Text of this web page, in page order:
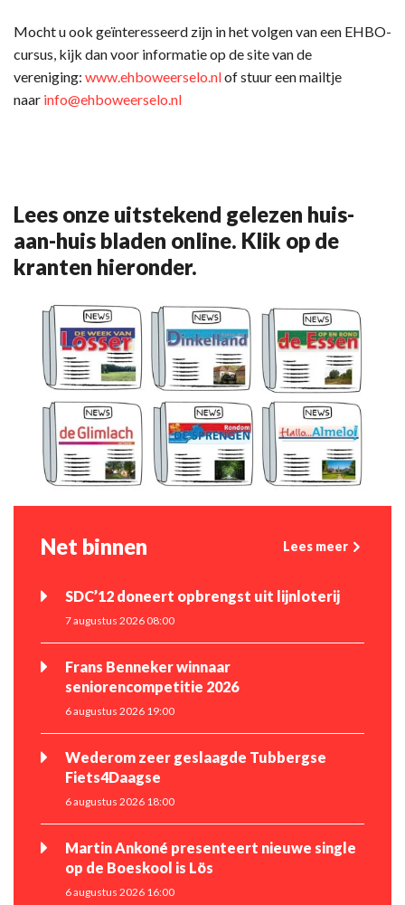
Mocht u ook geïnteresseerd zijn in het volgen van een EHBO-
cursus, kijk dan voor informatie op de site van de
vereniging: www.ehboweerselo.nlof stuur een mailtje
naar info@ehboweerselo.nl
Lees onze uitstekend gelezen huis-
aan-huis bladen online. Klik op de
kranten hieronder.
Net binnen Lees meer
SDC’12 doneert opbrengst uit lijnloterij
7 augustus 2026 08:00
Frans Benneker winnaar
seniorencompetitie 2026
6 augustus 2026 19:00
Wederom zeer geslaagde Tubbergse
Fiets4Daagse
6 augustus 2026 18:00
Martin Ankoné presenteert nieuwe single
op de Boeskool is Lös
6 augustus 2026 16:00